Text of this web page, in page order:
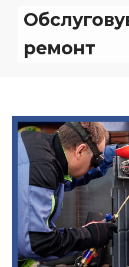
ремонт